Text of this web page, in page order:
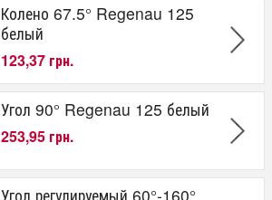
Колено 67.5° Regenau 125
белый
123,37 грн.
Угол 90° Regenau 125 белый
253,95 грн.
Угол регулируемый 60°-160°